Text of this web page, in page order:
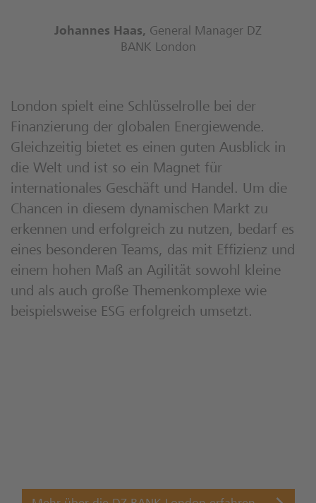
Johannes Haas, General Manager DZ
BANK London
London spielt eine Schlüsselrolle bei der
Finanzierung der globalen Energiewende.
Gleichzeitig bietet es einen guten Ausblick in
die Welt und ist so ein Magnet für
internationales Geschäft und Handel. Um die
Chancen in diesem dynamischen Markt zu
erkennen und erfolgreich zu nutzen, bedarf es
eines besonderen Teams, das mit Effizienz und
einem hohen Maß an Agilität sowohl kleine
und als auch große Themenkomplexe wie
beispielsweise ESG erfolgreich umsetzt.